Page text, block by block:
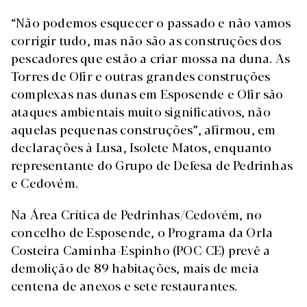
“Não podemos esquecer o passado e não vamos
corrigir tudo, mas não são as construções dos
pescadores que estão a criar mossa na duna. As
Torres de Ofir e outras grandes construções
complexas nas dunas em Esposende e Ofir são
ataques ambientais muito significativos, não
aquelas pequenas construções”, afirmou, em
declarações à Lusa, Isolete Matos, enquanto
representante do Grupo de Defesa de Pedrinhas
e Cedovém.
Na Área Crítica de Pedrinhas/Cedovém, no
concelho de Esposende, o Programa da Orla
Costeira Caminha-Espinho (POC-CE) prevê a
demolição de 89 habitações, mais de meia
centena de anexos e sete restaurantes.